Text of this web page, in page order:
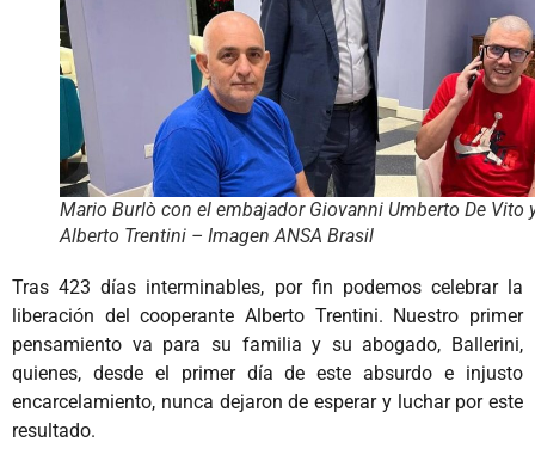
Mario Burlò con el embajador Giovanni Umberto De Vito
Alberto Trentini – Imagen ANSA Brasil
Tras 423 días interminables, por fin podemos celebrar la
liberación del cooperante Alberto Trentini. Nuestro primer
pensamiento va para su familia y su abogado, Ballerini,
quienes, desde el primer día de este absurdo e injusto
encarcelamiento, nunca dejaron de esperar y luchar por este
resultado.